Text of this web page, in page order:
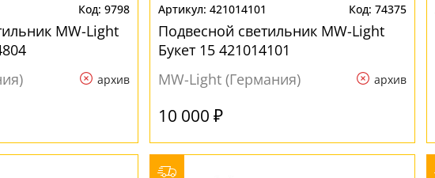
9798
MW-Light
архив
421014101 74375
Подвесной светильник MW-Light
Букет 15 421014101
MW-Light (Германия)
архив
10 000 ₽